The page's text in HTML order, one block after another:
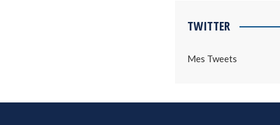
TWITTER
Mes Tweets